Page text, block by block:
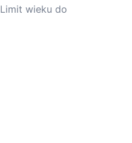
Limit wieku do